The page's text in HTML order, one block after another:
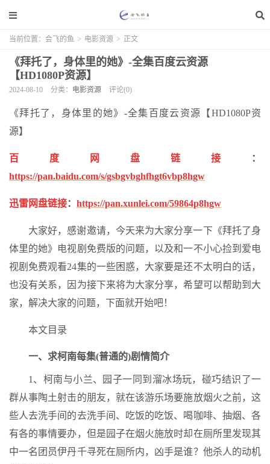
当前位置： 会飞的鱼 > 电影资源 > 正文
《拜托了，身体里的她》-全集百度云资源
【HD1080P资源】
2024-08-10 分类： 电影资源 评论(0)
《拜托了，身体里的她》-全集百度云资源【HD1080P资
源】
百度网盘链接
：
https://pan.baidu.com/s/gsbgvbghfhgt6vbp8hgw
迅雷网盘链接： https://pan.xunlei.com/59864p8hgw
大家好，感谢邀请，今天来为大家分享一下《拜托了身
体里的她》电视剧免费版的问题，以及和一不小心捡到爱电
视剧免费观看24集的一些困惑，大家要是还不太明白的话，
也没有关系，因为接下来将为大家分享，希望可以帮助到大
家，解决大家的问题，下面就开始吧！
本文目录
一、求柯南每集(普通的)剧情简介
1、柯南与小兰、园子一同到溜冰场玩，碰巧结识了一
群从事陶土射击的朋友，就在该游乐场要施放烟火之前，这
些人去洗手间的去洗手间、吃饭的吃饭、喝咖啡、抽烟、各
有各的事情要办，但是园子在烟火施放时却在厕所里发现其
中一名团员伊丹千寻死在厕所内，凶手是谁？他杀人的动机